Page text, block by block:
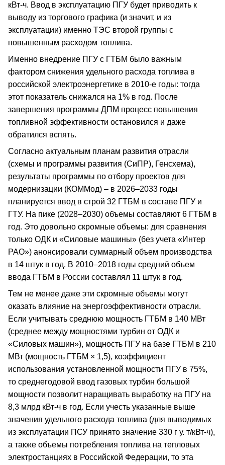
кВт-ч. Ввод в эксплуатацию ПГУ будет приводить к
выводу из торгового графика (и значит, и из
эксплуатации) именно ТЭС второй группы с
повышенным расходом топлива.
Именно внедрение ПГУ с ГТБМ было важным
фактором снижения удельного расхода топлива в
российской электроэнергетике в 2010-е годы: тогда
этот показатель снижался на 1% в год. После
завершения программы ДПМ процесс повышения
топливной эффективности остановился и даже
обратился вспять.
Согласно актуальным планам развития отрасли
(схемы и программы развития (СиПР), Генсхема),
результаты программы по отбору проектов для
модернизации (КОММод) – в 2026–2033 годы
планируется ввод в строй 32 ГТБМ в составе ПГУ и
ГТУ. На пике (2028–2030) объемы составляют 6 ГТБМ в
год. Это довольно скромные объемы: для сравнения
только ОДК и «Силовые машины» (без учета «Интер
РАО») анонсировали суммарный объем производства
в 14 штук в год. В 2010–2018 годы средний объем
ввода ГТБМ в России составлял 11 штук в год.
Тем не менее даже эти скромные объемы могут
оказать влияние на энергоэффективности отрасли.
Если учитывать среднюю мощность ГТБМ в 140 МВт
(среднее между мощностями турбин от ОДК и
«Силовых машин»), мощность ПГУ на базе ГТБМ в 210
МВт (мощность ГТБМ × 1,5), коэффициент
использования установленной мощности ПГУ в 75%,
то среднегодовой ввод газовых турбин большой
мощности позволит наращивать выработку на ПГУ на
8,3 млрд кВт-ч в год. Если учесть указанные выше
значения удельного расхода топлива (для выводимых
из эксплуатации ПСУ принято значение 330 г у. т/кВт-ч),
а также объемы потребления топлива на тепловых
электростанциях в Российской Федерации, то эта